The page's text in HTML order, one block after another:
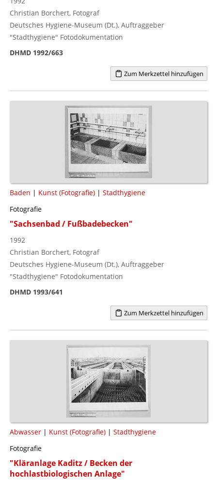
Christian Borchert, Fotograf
Deutsches Hygiene-Museum (Dt.), Auftraggeber
"Stadthygiene" Fotodokumentation
DHMD 1992/663
Zum Merkzettel hinzufügen
Baden | Kunst (Fotografie) | Stadthygiene
Fotografie
"Sachsenbad / Fußbadebecken"
1992
Christian Borchert, Fotograf
Deutsches Hygiene-Museum (Dt.), Auftraggeber
"Stadthygiene" Fotodokumentation
DHMD 1993/641
Zum Merkzettel hinzufügen
Abwasser | Kunst (Fotografie) | Stadthygiene
Fotografie
"Kläranlage Kaditz / Becken der
hochlastbiologischen Anlage"